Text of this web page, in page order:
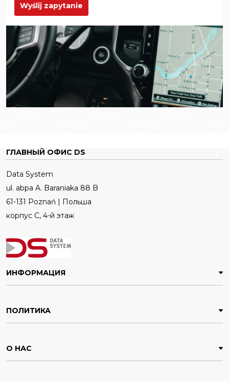
Wyślij zapytanie
ГЛАВНЫЙ ОФИС DS
Data System
ul. abpa A. Baraniaka 88 B
61-131 Poznań | Польша
корпус C, 4-й этаж
ИНФОРМАЦИЯ
ПОЛИТИКА
О НАС